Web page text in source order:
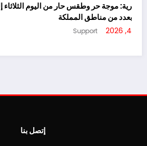
نشرة إنذارية: موجة حر وطقس حار من اليوم
الخميس بعدد من مناطق المملكة
أغسطس 4, 2026
إتصل بنا